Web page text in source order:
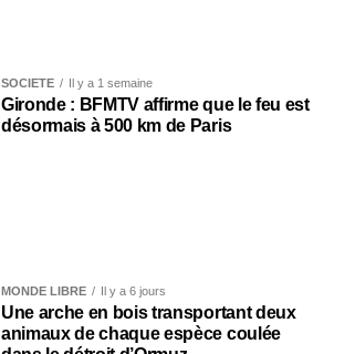
SOCIÉTÉ Il y a 1 semaine
Gironde : BFMTV affirme que le feu est
désormais à 500 km de Paris
MONDE LIBRE Il y a 6 jours
Une arche en bois transportant deux
animaux de chaque espèce coulée